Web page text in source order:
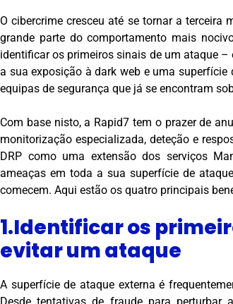
O cibercrime cresceu até se tornar a terceira
grande parte do comportamento mais
identificar os primeiros sinais de um ataque
a sua exposição à dark web e uma
equipas de segurança que já se encontram
Com base nisto, a Rapid7 tem o prazer de
monitorização especializada, deteção e
DRP como uma extensão dos serviços
ameaças em toda a sua superfície de
comecem. Aqui estão os quatro principais
1.Identificar os
evitar um ataque
A superfície de ataque externa é